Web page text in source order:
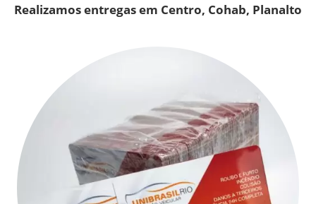
Realizamos entregas em Centro, Cohab, Planalto